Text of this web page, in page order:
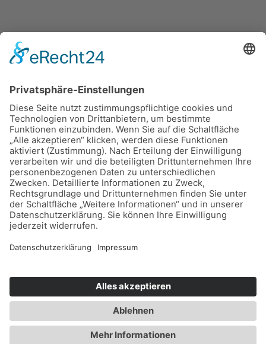
Neue Brücke 2
70173 Stuttgart
info@coffeeberry-bw.de
Datenschutzerklärung|Impressum